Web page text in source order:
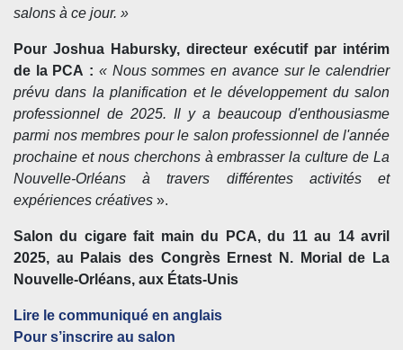
salons à ce jour. »
Pour Joshua Habursky, directeur exécutif par intérim
de la PCA : « Nous sommes en avance sur le calendrier
prévu dans la planification et le développement du salon
professionnel de 2025. Il y a beaucoup d'enthousiasme
parmi nos membres pour le salon professionnel de l'année
prochaine et nous cherchons à embrasser la culture de La
Nouvelle-Orléans à travers différentes activités et
expériences créatives ».
Salon du cigare fait main du PCA, du 11 au 14 avril
2025, au
Palais des Congrès Ernest N. Morial de La
Nouvelle-Orléans, aux États-Unis
Lire le communiqué en anglais
Pour s’inscrire au salon